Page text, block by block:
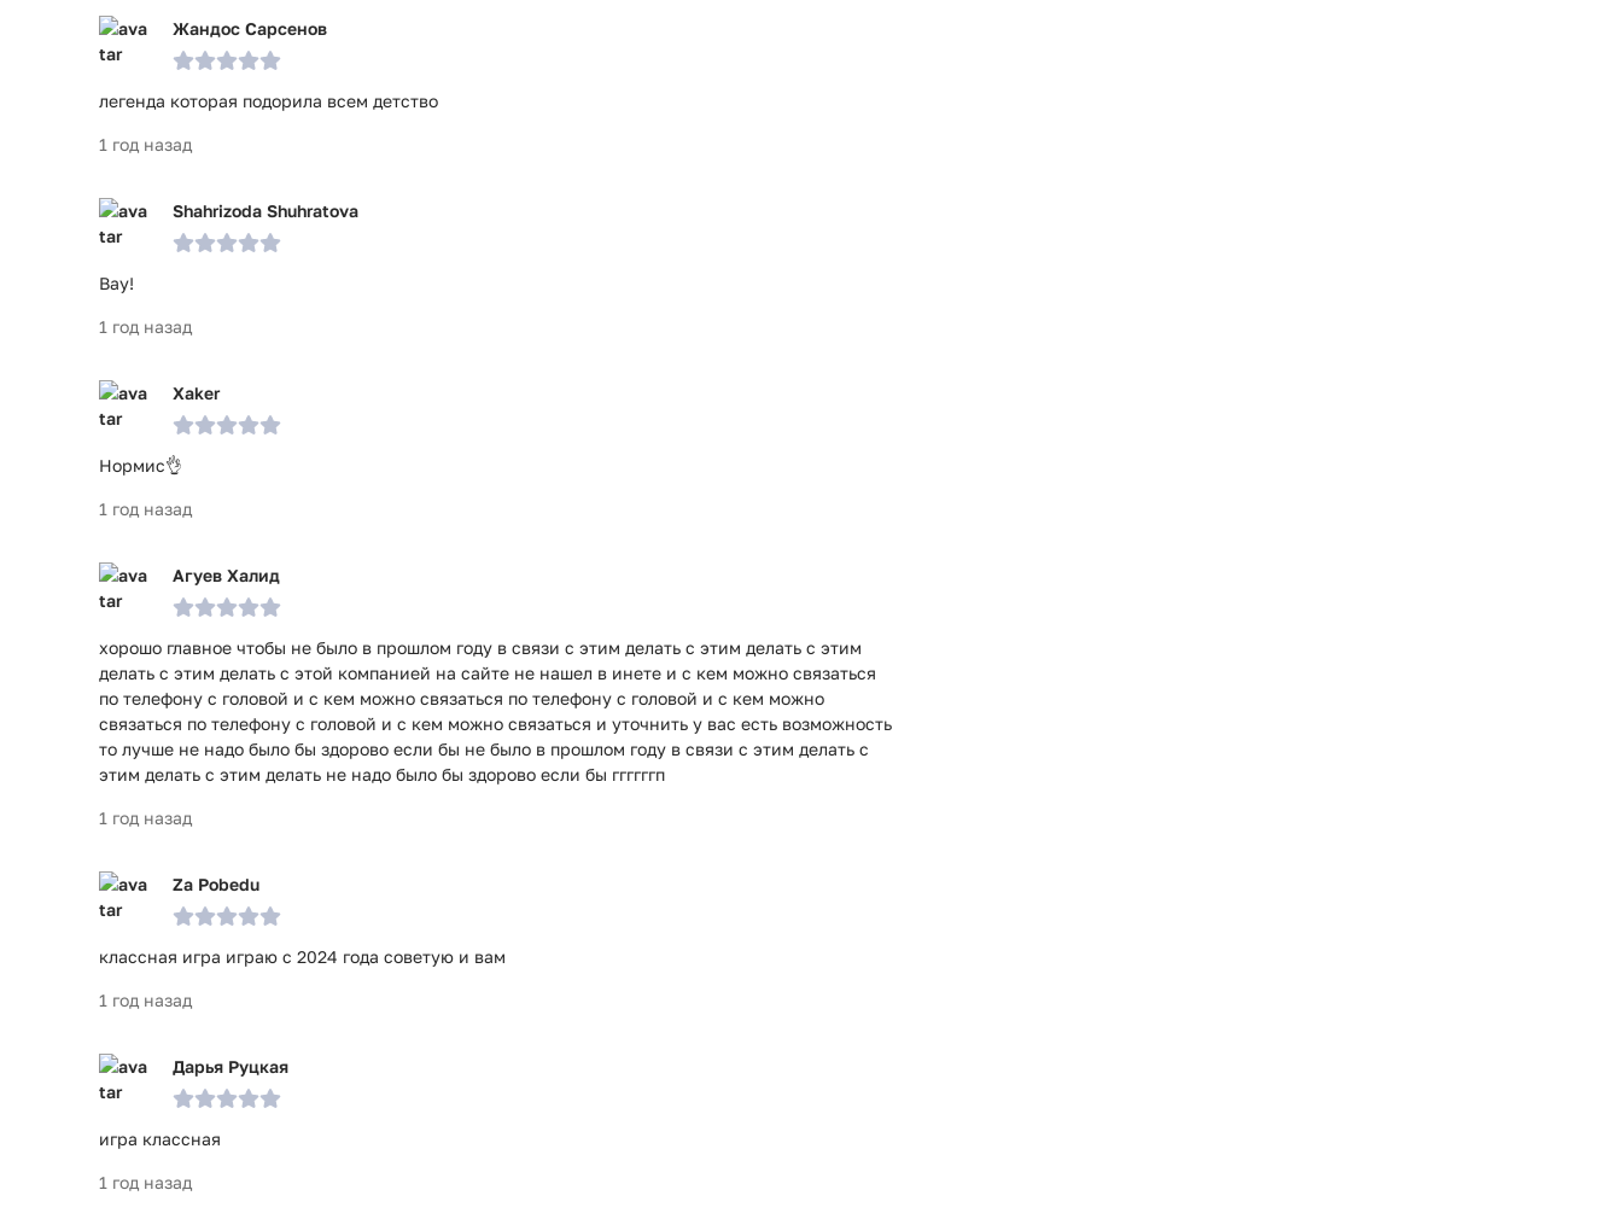
Жандос Сарсенов
легенда которая подорила всем детство
1 год назад
Shahrizoda Shuhratova
Вау!
1 год назад
Xaker
Нормис👌
1 год назад
Агуев Халид
хорошо главное чтобы не было в прошлом году в связи с этим делать с этим делать с этим
делать с этим делать с этой компанией на сайте не нашел в инете и с кем можно связаться
по телефону с головой и с кем можно связаться по телефону с головой и с кем можно
связаться по телефону с головой и с кем можно связаться и уточнить у вас есть возможность
то лучше не надо было бы здорово если бы не было в прошлом году в связи с этим делать с
этим делать с этим делать не надо было бы здорово если бы ггггггп
1 год назад
Za Pobedu
классная игра играю с 2024 года советую и вам
1 год назад
Дарья Руцкая
игра классная
1 год назад